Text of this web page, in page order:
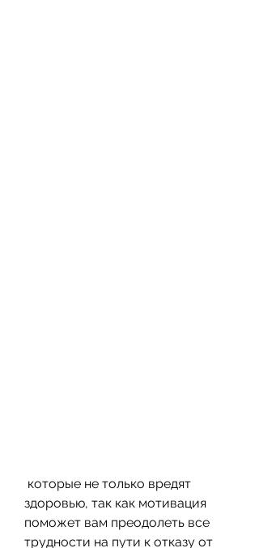
здоровью, так как мотивация
поможет вам преодолеть все
трудности на пути к отказу от